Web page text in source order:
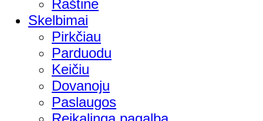
Raštinė
Skelbimai
Pirkčiau
Parduodu
Keičiu
Dovanoju
Paslaugos